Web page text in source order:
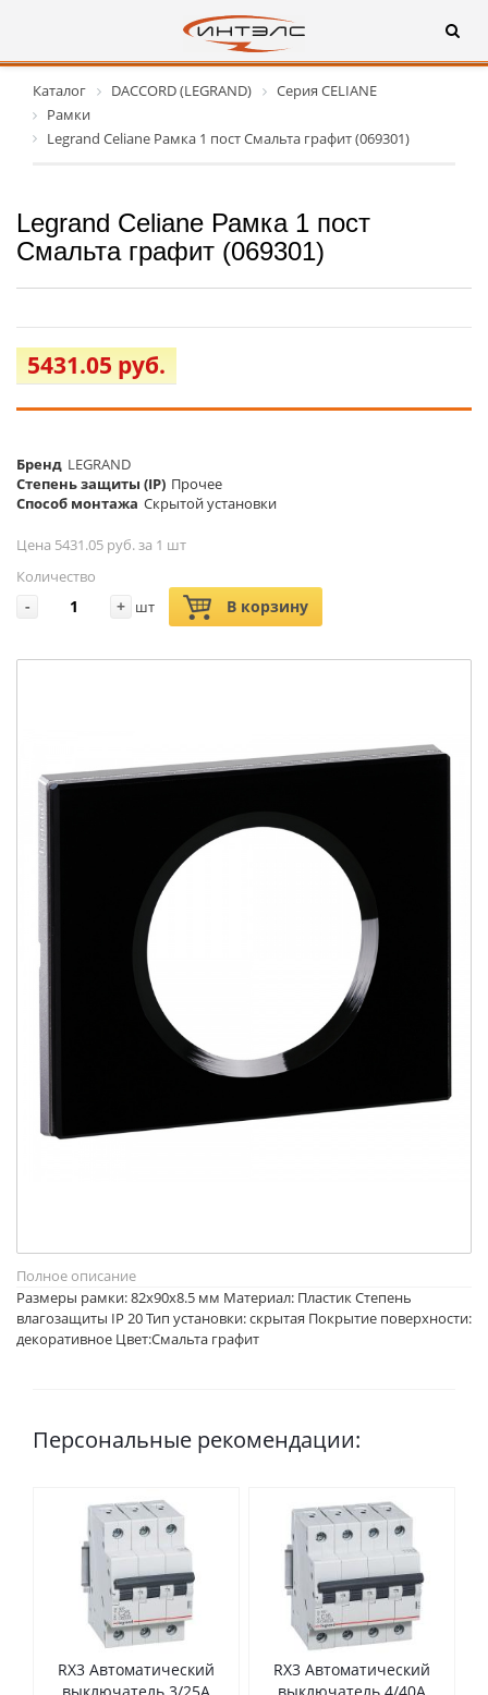
Каталог DACCORD (LEGRAND)
Серия CELIANE
Рамки
Legrand Celiane Рамка 1 пост Смальта графит (069301)
Legrand Celiane Рамка 1 пост
Смальта графит (069301)
5431.05 руб.
Бренд LEGRAND
Cтепень защиты (IP) Прочее
Способ монтажа Скрытой установки
Цена 5431.05 руб. за 1 шт
Количество
- + шт В корзину
Полное описание
Размеры рамки: 82х90х8.5 мм Материал: Пластик Степень
влагозащиты IP 20 Тип установки: скрытая Покрытие поверхности:
декоративное Цвет:Смальта графит
Персональные рекомендации:
RX3 Автоматический
выключатель 3/25А
RX3 Автоматический
выключатель 4/40А